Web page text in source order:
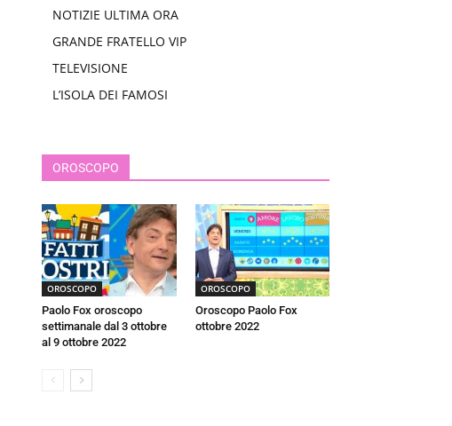
NOTIZIE ULTIMA ORA
GRANDE FRATELLO VIP
TELEVISIONE
L’ISOLA DEI FAMOSI
OROSCOPO
OROSCOPO
Paolo Fox oroscopo
settimanale dal 3 ottobre
al 9 ottobre 2022
OROSCOPO
Oroscopo Paolo Fox
ottobre 2022